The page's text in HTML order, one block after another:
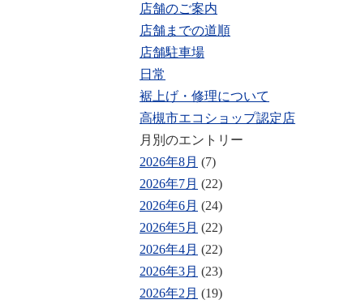
店舗のご案内
店舗までの道順
店舗駐車場
日常
裾上げ・修理について
高槻市エコショップ認定店
月別のエントリー
2026年8月 (7)
2026年7月 (22)
2026年6月 (24)
2026年5月 (22)
2026年4月 (22)
2026年3月 (23)
2026年2月 (19)